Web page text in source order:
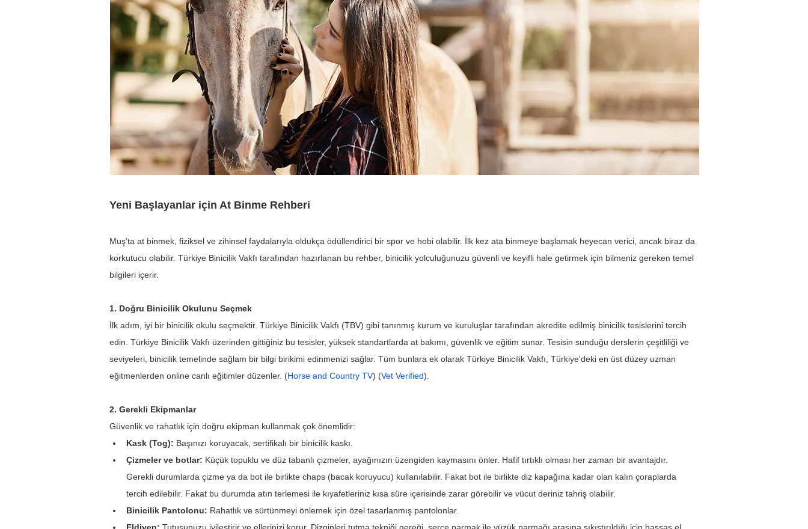
Yeni Başlayanlar için At Binme Rehberi
Muş'ta at binmek, fiziksel ve zihinsel faydalarıyla oldukça ödüllendirici bir spor ve hobi olabilir. İlk kez ata binmeye başlamak heyecan verici, ancak biraz da
korkutucu olabilir. Türkiye Binicilik Vakfı tarafından hazırlanan bu rehber, binicilik yolculuğunuzu güvenli ve keyifli hale getirmek için bilmeniz gereken temel
bilgileri içerir.
1. Doğru Binicilik Okulunu Seçmek
İlk adım, iyi bir binicilik okulu seçmektir. Türkiye Binicilik Vakfı (TBV) gibi tanınmış kurum ve kuruluşlar tarafından akredite edilmiş binicilik tesislerini tercih
edin. Türkiye Binicilik Vakfı üzerinden gittiğiniz bu tesisler, yüksek standartlarda at bakımı, güvenlik ve eğitim sunar. Tesisin sunduğu derslerin çeşitliliği ve
seviyeleri, binicilik temelinde sağlam bir bilgi birikimi edinmenizi sağlar. Tüm bunlara ek olarak Türkiye Binicilik Vakfı, Türkiye'deki en üst düzey uzman
eğitmenlerden online canlı eğitimler düzenler. (Horse and Country TV) (Vet Verified).
2. Gerekli Ekipmanlar
Güvenlik ve rahatlık için doğru ekipman kullanmak çok önemlidir:
Kask (Tog): Başınızı koruyacak, sertifikalı bir binicilik kaskı.
Çizmeler ve botlar: Küçük topuklu ve düz tabanlı çizmeler, ayağınızın üzengiden kaymasını önler. Hafif tırtıklı olması her zaman bir avantajdır.
Gerekli durumlarda çizme ya da bot ile birlikte chaps (bacak koruyucu) kullanılabilir. Fakat bot ile birlikte diz kapağına kadar olan kalın çoraplarda
tercih edilebilir. Fakat bu durumda atın terlemesi ile kıyafetleriniz kısa süre içerisinde zarar görebilir ve vücut deriniz tahriş olabilir.
Binicilik Pantolonu: Rahatlık ve sürtünmeyi önlemek için özel tasarlanmış pantolonlar.
Eldiven: Tutuşunuzu iyileştirir ve ellerinizi korur. Dizginleri tutma tekniği gereği, serçe parmak ile yüzük parmağı arasına sıkıştırıldığı için hassas el